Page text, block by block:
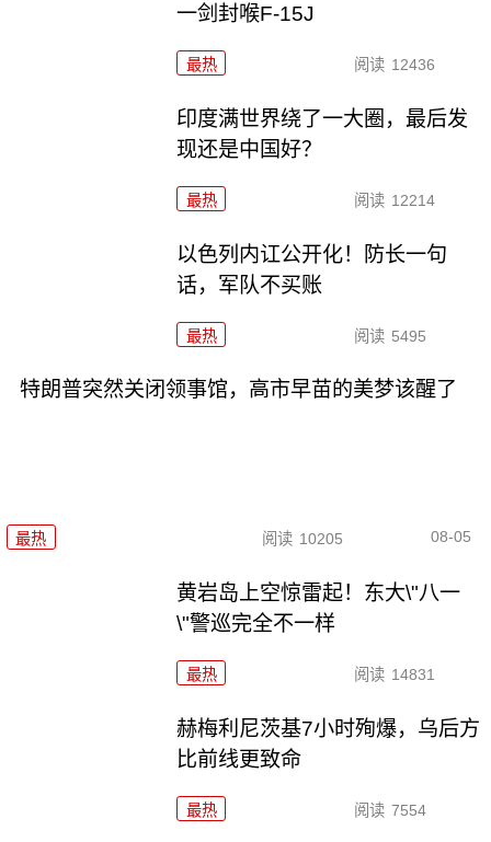
一剑封喉F-15J
最热 阅读 12436
印度满世界绕了一大圈，最后发
现还是中国好？
最热 阅读 12214
以色列内讧公开化！防长一句
话，军队不买账
最热 阅读 5495
特朗普突然关闭领事馆，高市早苗的美梦该醒了
最热 阅读 10205 08-05
黄岩岛上空惊雷起！东大\"八一
\"警巡完全不一样
最热 阅读 14831
赫梅利尼茨基7小时殉爆，乌后方
比前线更致命
最热 阅读 7554